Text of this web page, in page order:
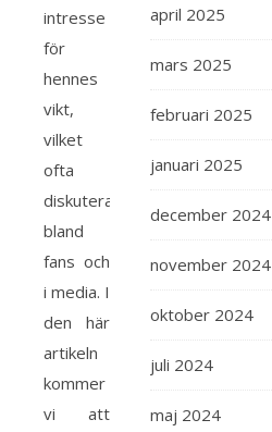
intresse
för
hennes
vikt,
vilket
ofta
diskuteras
bland
fans och
i media. I
den här
artikeln
kommer
vi att
april 2025
mars 2025
februari 2025
januari 2025
december 2024
november 2024
oktober 2024
juli 2024
maj 2024